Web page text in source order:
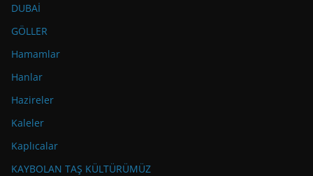
DUBAİ
GÖLLER
Hamamlar
Hanlar
Hazireler
Kaleler
Kaplıcalar
KAYBOLAN TAŞ KÜLTÜRÜMÜZ